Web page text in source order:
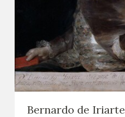
PREMIO ARAGÓN GOYA
PUBLICACIONES
TIENDA
Bernardo de Iriarte